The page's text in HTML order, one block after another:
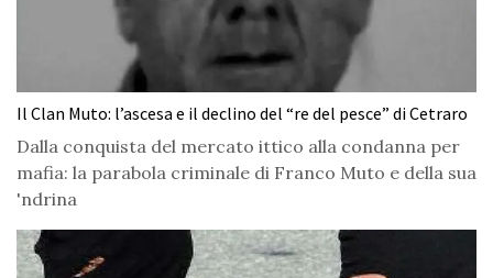
Il Clan Muto: l’ascesa e il declino del “re del pesce” di Cetraro
Dalla conquista del mercato ittico alla condanna per
mafia: la parabola criminale di Franco Muto e della sua
'ndrina